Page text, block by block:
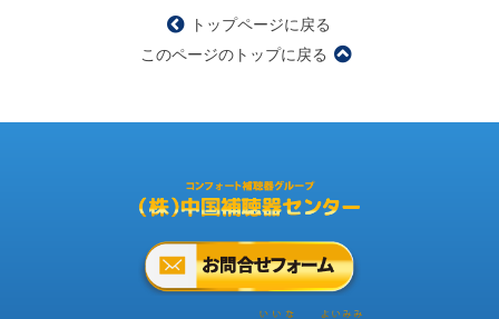
トップページに戻る
このページのトップに戻る